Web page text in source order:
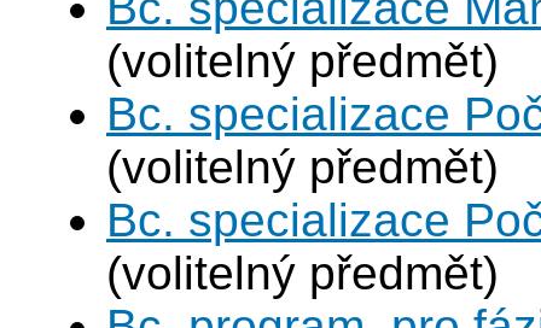
(volitelný předmět)
Bc. specializace
(volitelný předmět)
Bc. specializace
(volitelný předmět)